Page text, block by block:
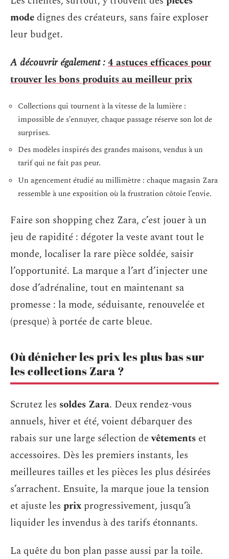
modedignes des créateurs, sans faire exploser
leur budget.
A découvrir également :4 astuces efficaces pour
trouver les bons produits au meilleur prix
Collections qui tournent à la vitesse de la lumière :
impossible de s’ennuyer, chaque passage réserve son lot de
surprises.
Des modèles inspirés des grandes maisons, vendus à un
tarif qui ne fait pas peur.
Un agencement étudié au millimètre : chaque magasin Zara
ressemble à une exposition où la frustration côtoie l’envie.
Faire son shopping chez Zara, c’est jouer à un
jeu de rapidité : dégoter la veste avant tout le
monde, localiser la rare pièce soldée, saisir
l’opportunité. La marque a l’art d’injecter une
dose d’adrénaline, tout en maintenant sa
promesse : la mode, séduisante, renouvelée et
(presque) à portée de carte bleue.
Où dénicher les prix les plus bas sur
les collections Zara ?
Scrutez les soldes Zara. Deux rendez-vous
annuels, hiver et été, voient débarquer des
rabais sur une large sélection devêtements et
accessoires. Dès les premiers instants, les
meilleures tailles et les pièces les plus désirées
s’arrachent. Ensuite, la marque joue la tension
et ajuste les prix progressivement, jusqu’à
liquider les invendus à des tarifs étonnants.
La quête du bon plan passe aussi par la toile.